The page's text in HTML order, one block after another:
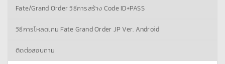
Fate/Grand Order วิธีการสร้าง Code ID+PASS
วิธีการโหลดเกม Fate Grand Order JP Ver. Android
ติดต่อสอบถาม